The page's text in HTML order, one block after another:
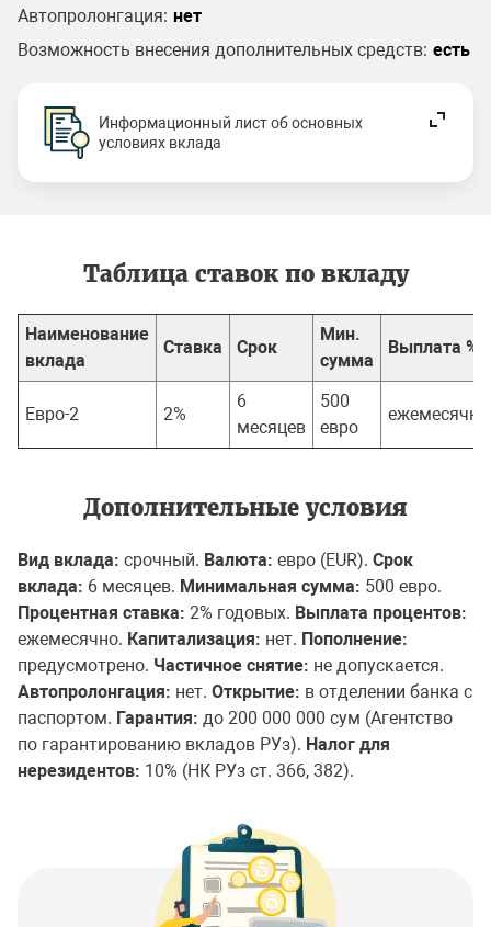
Автопролонгация: нет
Возможность внесения дополнительных средств: есть
Информационный лист об основных
условиях вклада
Таблица ставок по вкладу
Наименование
вклада
Ставка Срок
Мин.
сумма
Выплата %
Евро-2 2%
6
месяцев
500
евро
ежемесячно
Дополнительные условия
Вид вклада: срочный. Валюта: евро (EUR). Срок
вклада: 6 месяцев. Минимальная сумма: 500 евро.
Процентная ставка: 2% годовых. Выплата процентов:
ежемесячно. Капитализация: нет. Пополнение:
предусмотрено. Частичное снятие: не допускается.
Автопролонгация: нет. Открытие: в отделении банка с
паспортом. Гарантия: до 200 000 000 сум (Агентство
по гарантированию вкладов РУз). Налог для
нерезидентов: 10% (НК РУз ст. 366, 382).